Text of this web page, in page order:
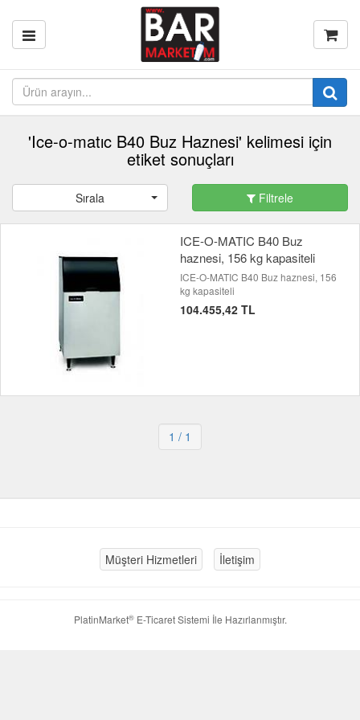
'Ice-o-matıc B40 Buz Haznesi' kelimesi için
etiket sonuçları
Sırala Filtrele
ICE-O-MATIC B40 Buz
haznesi, 156 kg kapasiteli
ICE-O-MATIC B40 Buz haznesi, 156
kg kapasiteli
104.455,42 TL
1 / 1
Müşteri Hizmetleri İletişim
PlatinMarket®E-Ticaret Sistemi İle Hazırlanmıştır.